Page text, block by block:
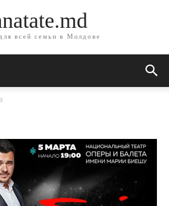
всей семьи в Молдове